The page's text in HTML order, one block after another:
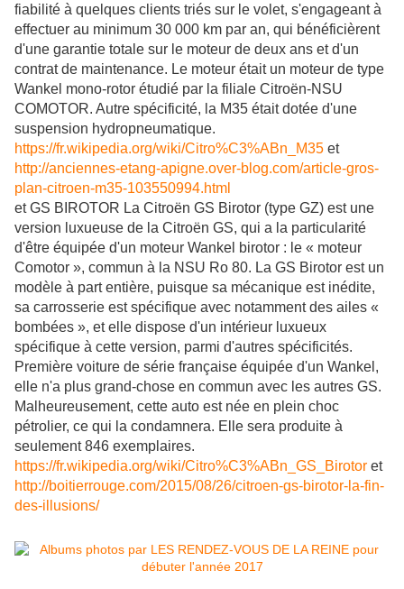
fiabilité à quelques clients triés sur le volet, s'engageant à
effectuer au minimum 30 000 km par an, qui bénéficièrent
d'une garantie totale sur le moteur de deux ans et d'un
contrat de maintenance. Le moteur était un moteur de type
Wankel mono-rotor étudié par la filiale Citroën-NSU
COMOTOR. Autre spécificité, la M35 était dotée d'une
suspension hydropneumatique.
https://fr.wikipedia.org/wiki/Citro%C3%ABn_M35 et
http://anciennes-etang-apigne.over-blog.com/article-gros-
plan-citroen-m35-103550994.html
et GS BIROTOR La Citroën GS Birotor (type GZ) est une
version luxueuse de la Citroën GS, qui a la particularité
d'être équipée d'un moteur Wankel birotor : le « moteur
Comotor », commun à la NSU Ro 80. La GS Birotor est un
modèle à part entière, puisque sa mécanique est inédite,
sa carrosserie est spécifique avec notamment des ailes «
bombées », et elle dispose d'un intérieur luxueux
spécifique à cette version, parmi d'autres spécificités.
Première voiture de série française équipée d'un Wankel,
elle n'a plus grand-chose en commun avec les autres GS.
Malheureusement, cette auto est née en plein choc
pétrolier, ce qui la condamnera. Elle sera produite à
seulement 846 exemplaires.
https://fr.wikipedia.org/wiki/Citro%C3%ABn_GS_Birotor et
http://boitierrouge.com/2015/08/26/citroen-gs-birotor-la-fin-
des-illusions/